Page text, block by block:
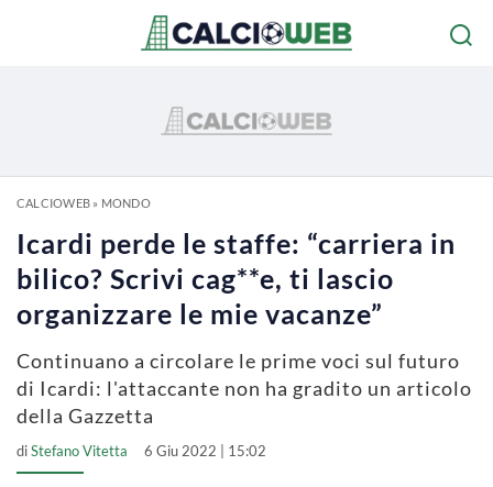
CALCIOWEB» MONDO
Icardi perde le staffe: “carriera in
bilico? Scrivi cag**e, ti lascio
organizzare le mie vacanze”
Continuano a circolare le prime voci sul futuro
di Icardi: l'attaccante non ha gradito un articolo
della Gazzetta
diStefano Vitetta 6 Giu 2022 | 15:02